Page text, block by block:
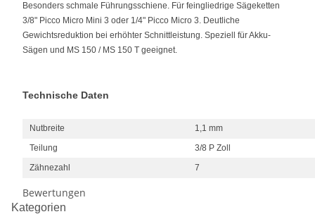
Besonders schmale Führungsschiene. Für feingliedrige Sägeketten
3/8" Picco Micro Mini 3 oder 1/4" Picco Micro 3. Deutliche
Gewichtsreduktion bei erhöhter Schnittleistung. Speziell für Akku-
Sägen und MS 150 / MS 150 T geeignet.
Technische Daten
Nutbreite
1,1 mm
Teilung
3/8 P Zoll
Zähnezahl
7
Bewertungen
Kategorien